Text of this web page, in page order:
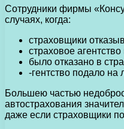
Сотрудники фирмы
случаях, когда:
страховщики
страховое
было отказано в
-гентство подало на
Большею частью
автострахования
даже если страховщики